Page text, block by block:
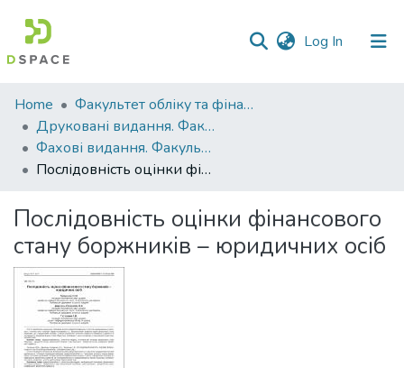
Log In (current)
Communities
&
Collections
All of DSpace
Statistics
Home
Факультет обліку та фінансів
Друковані видання. Факультет обліку та фінансів
Фахові видання. Факультет обліку та фінансів
Послідовність оцінки фінансового стану боржників – юридичних осіб
Послідовність оцінки фінансового
стану боржників – юридичних осіб